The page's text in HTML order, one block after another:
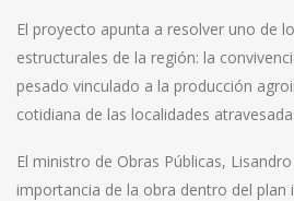
El proyecto apunta a resolver uno de
estructurales de la región: la
pesado vinculado a la producción
cotidiana de las localidades
El ministro de Obras Públicas,
importancia de la obra dentro del plan